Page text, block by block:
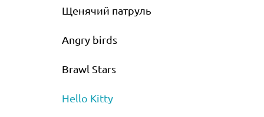
Щенячий патруль
Angry birds
Brawl Stars
Hello Kitty